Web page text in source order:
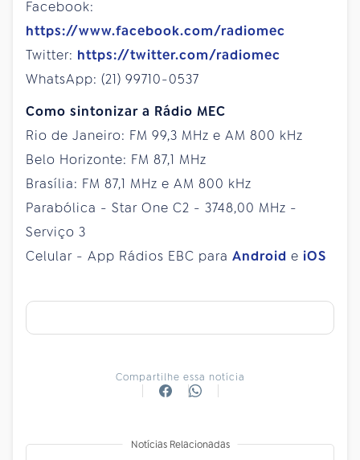
Facebook:
https://www.facebook.com/radiomec
Twitter: https://twitter.com/radiomec
WhatsApp: (21) 99710-0537
Como sintonizar a Rádio MEC
Rio de Janeiro: FM 99,3 MHz e AM 800 kHz
Belo Horizonte: FM 87,1 MHz
Brasília: FM 87,1 MHz e AM 800 kHz
Parabólica - Star One C2 - 3748,00 MHz -
Serviço 3
Celular - App Rádios EBC para Android e iOS
Compartilhe essa notícia
Notícias Relacionadas